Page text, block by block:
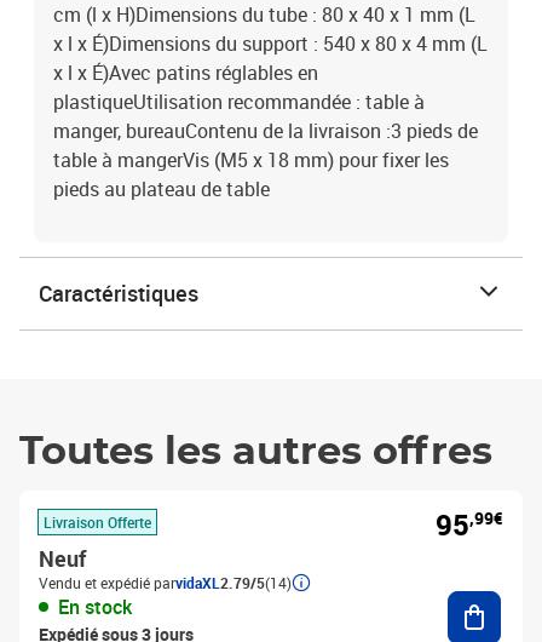
cm (l x H)Dimensions du tube : 80 x 40 x 1 mm (L
x l x É)Dimensions du support : 540 x 80 x 4 mm (L
x l x É)Avec patins réglables en
plastiqueUtilisation recommandée : table à
manger, bureauContenu de la livraison :3 pieds de
table à mangerVis (M5 x 18 mm) pour fixer les
pieds au plateau de table
Caractéristiques
Toutes les autres offres
Livraison Offerte
Neuf
Vendu et expédié parvidaXL 2.79/5(14)
En stock
Expédié sous 3 jours
95,99€